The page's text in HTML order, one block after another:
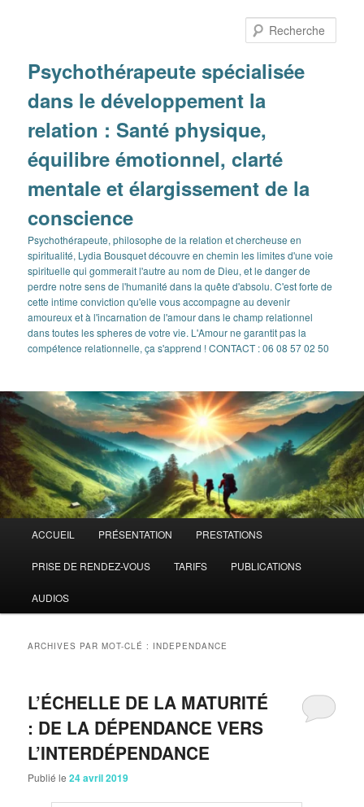
Psychothérapeute spécialisée
dans le développement la
relation : Santé physique,
équilibre émotionnel, clarté
mentale et élargissement de la
conscience
Psychothérapeute, philosophe de la relation et chercheuse en
spiritualité, Lydia Bousquet découvre en chemin les limites d'une voie
spirituelle qui gommerait l'autre au nom de Dieu, et le danger de
perdre notre sens de l'humanité dans la quête d'absolu. C'est forte de
cette intime conviction qu'elle vous accompagne au devenir
amoureux et à l'incarnation de l'amour dans le champ relationnel
dans toutes les spheres de votre vie. L'Amour ne garantit pas la
compétence relationnelle, ça s'apprend ! CONTACT : 06 08 57 02 50
principal
ACCUEIL PRÉSENTATION PRESTATIONS
PRISE DE RENDEZ-VOUS TARIFS PUBLICATIONS
AUDIOS
ARCHIVES PAR MOT-CLÉ : INDEPENDANCE
L’ÉCHELLE DE LA MATURITÉ
: DE LA DÉPENDANCE VERS
L’INTERDÉPENDANCE
Publié le24 avril 2019